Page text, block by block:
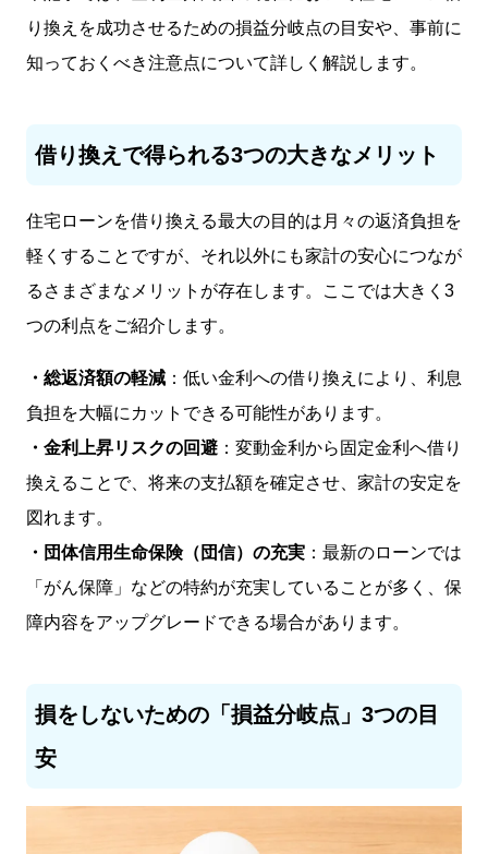
り換えを成功させるための損益分岐点の目安や、事前に
知っておくべき注意点について詳しく解説します。
借り換えで得られる3つの大きなメリット
住宅ローンを借り換える最大の目的は月々の返済負担を
軽くすることですが、それ以外にも家計の安心につなが
るさまざまなメリットが存在します。ここでは大きく3
つの利点をご紹介します。
・総返済額の軽減 ：低い金利への借り換えにより、利息
負担を大幅にカットできる可能性があります。
・金利上昇リスクの回避 ：変動金利から固定金利へ借り
換えることで、将来の支払額を確定させ、家計の安定を
図れます。
・団体信用生命保険（団信）の充実 ：最新のローンでは
「がん保障」などの特約が充実していることが多く、保
障内容をアップグレードできる場合があります。
損をしないための「損益分岐点」3つの目
安